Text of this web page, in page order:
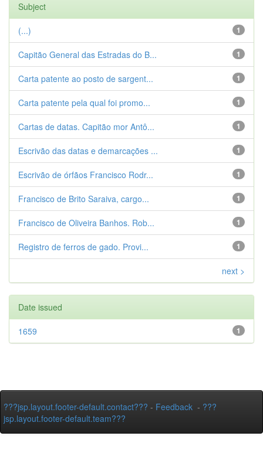
Subject
1
(...)
1
Capitão General das Estradas do B...
1
Carta patente ao posto de sargent...
1
Carta patente pela qual foi promo...
1
Cartas de datas. Capitão mor Antô...
1
Escrivão das datas e demarcações ...
1
Escrivão de órfãos Francisco Rodr...
1
Francisco de Brito Saraiva, cargo...
1
Francisco de Oliveira Banhos. Rob...
1
Registro de ferros de gado. Provi...
next >
Date issued
1
1659
???jsp.layout.footer-default.contact??? - Feedback - ???
jsp.layout.footer-default.team???